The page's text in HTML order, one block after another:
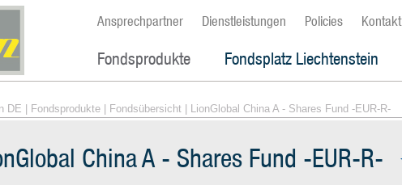
Ansprechpartner Dienstleistungen Policies Kontakt
Fondsprodukte Fondsplatz Liechtenstein
DE Fondsprodukte| Fondsübersicht| LionGlobal China A - Shares Fund -EUR-R-
China A - Shares Fund -EUR-R-